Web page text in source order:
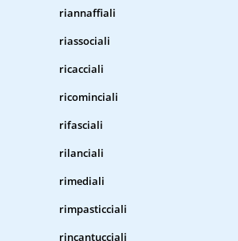
riannaffiali
riassociali
ricacciali
ricominciali
rifasciali
rilanciali
rimediali
rimpasticciali
rincantucciali